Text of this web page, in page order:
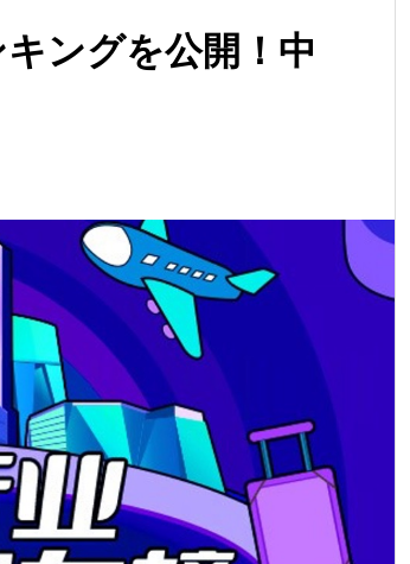
ングを公開！中